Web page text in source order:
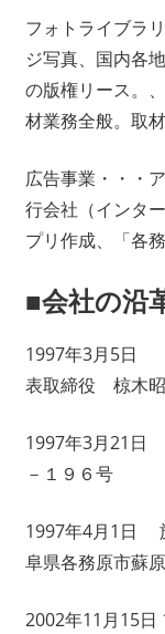
フォトライブラ
ジ写真、国内各
の版権リース。
材業務全般。取
広告事業・・・
行会社（インタ
プリ作成、「各
■会社の沿
1997年3月5日
表取締役 椋木
1997年3月21日
－１９６号
1997年4月1日
阜県各務原市蘇
2002年11月15